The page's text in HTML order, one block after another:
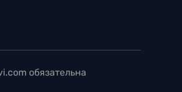
обязательна